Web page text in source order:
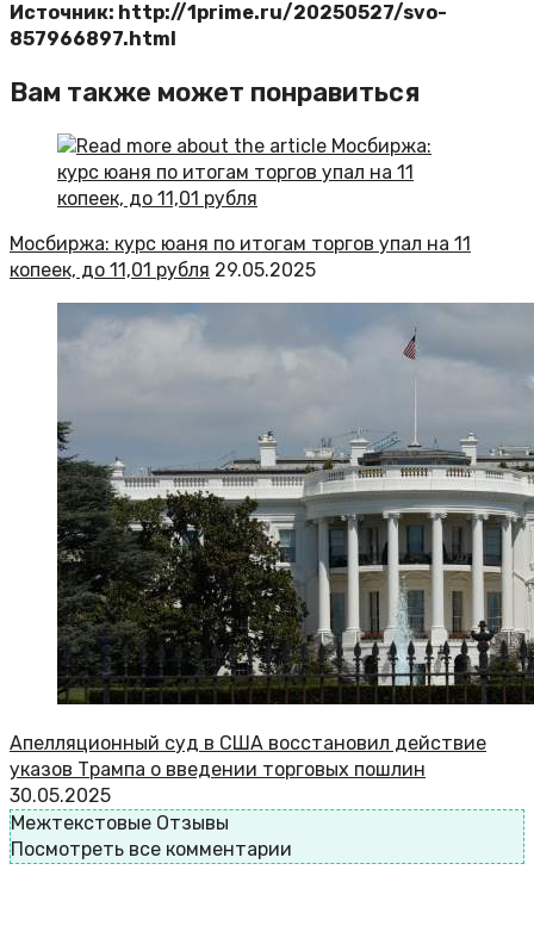
Источник: http://1prime.ru/20250527/svo-
857966897.html
Вам также может понравиться
Мосбиржа: курс юаня по итогам торгов упал на 11
копеек, до 11,01 рубля 29.05.2025
Апелляционный суд в США восстановил действие
указов Трампа о введении торговых пошлин
30.05.2025
Межтекстовые Отзывы
Посмотреть все комментарии